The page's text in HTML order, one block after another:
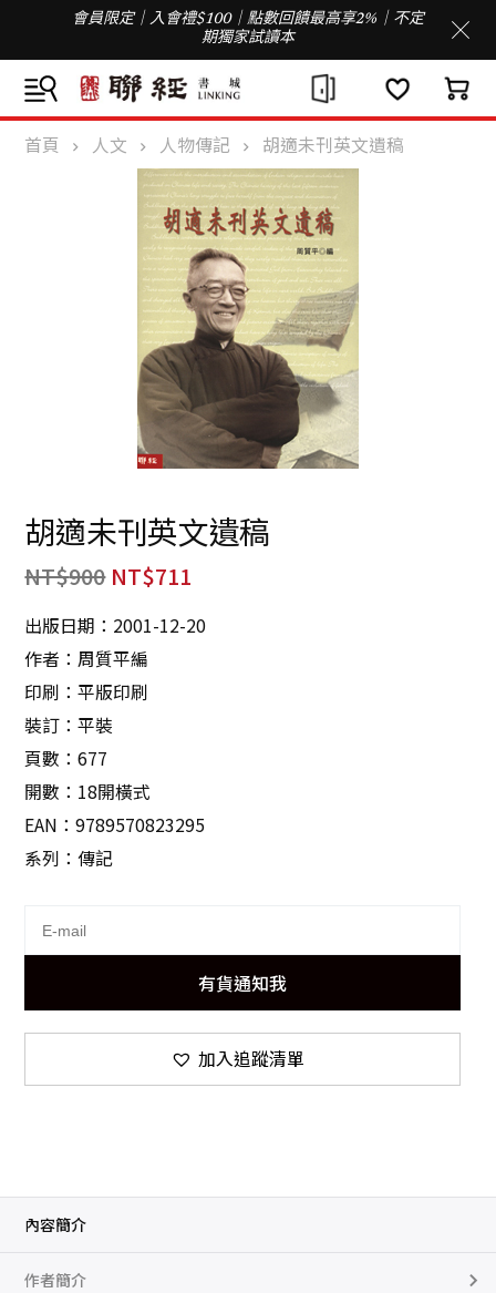
會員限定｜入會禮$100｜點數回饋最高享2%｜不定
期獨家試讀本
首頁 人文 人物傳記 胡適未刊英文遺稿
胡適未刊英文遺稿
NT$900 NT$711
出版日期：2001-12-20
作者：周質平編
印刷：平版印刷
裝訂：平裝
頁數：677
開數：18開橫式
EAN：9789570823295
系列：傳記
有貨通知我
加入追蹤清單
內容簡介
作者簡介